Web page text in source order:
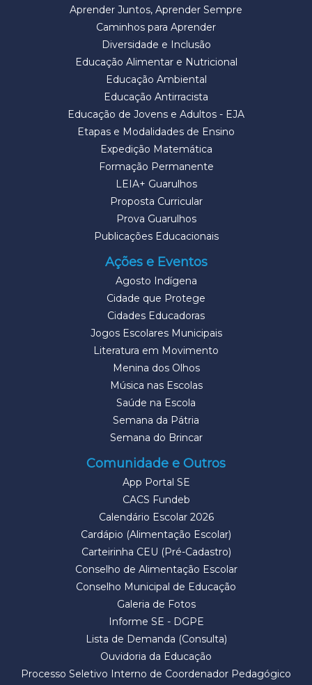
Aprender Juntos, Aprender Sempre
Caminhos para Aprender
Diversidade e Inclusão
Educação Alimentar e Nutricional
Educação Ambiental
Educação Antirracista
Educação de Jovens e Adultos - EJA
Etapas e Modalidades de Ensino
Expedição Matemática
Formação Permanente
LEIA+ Guarulhos
Proposta Curricular
Prova Guarulhos
Publicações Educacionais
Ações e Eventos
Agosto Indígena
Cidade que Protege
Cidades Educadoras
Jogos Escolares Municipais
Literatura em Movimento
Menina dos Olhos
Música nas Escolas
Saúde na Escola
Semana da Pátria
Semana do Brincar
Comunidade e Outros
App Portal SE
CACS Fundeb
Calendário Escolar 2026
Cardápio (Alimentação Escolar)
Carteirinha CEU (Pré-Cadastro)
Conselho de Alimentação Escolar
Conselho Municipal de Educação
Galeria de Fotos
Informe SE - DGPE
Lista de Demanda (Consulta)
Ouvidoria da Educação
Processo Seletivo Interno de Coordenador Pedagógico